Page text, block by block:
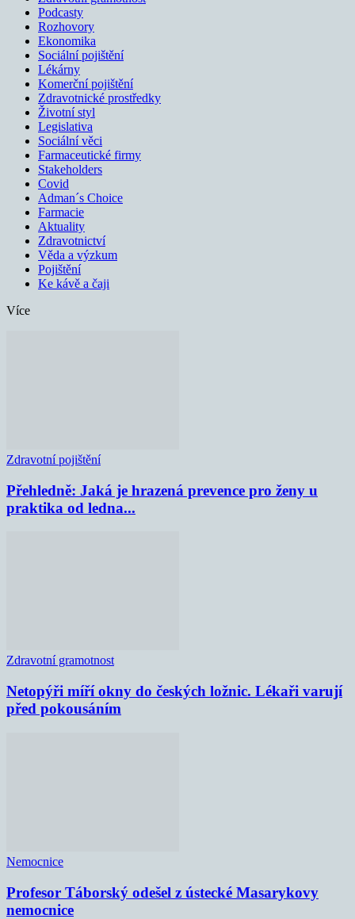
Podcasty
Rozhovory
Ekonomika
Sociální pojištění
Lékárny
Komerční pojištění
Zdravotnické prostředky
Životní styl
Legislativa
Sociální věci
Farmaceutické firmy
Stakeholders
Covid
Adman´s Choice
Farmacie
Aktuality
Zdravotnictví
Věda a výzkum
Pojištění
Ke kávě a čaji
Více
Zdravotní pojištění
Přehledně: Jaká je hrazená prevence pro ženy u
praktika od ledna...
Zdravotní gramotnost
Netopýři míří okny do českých ložnic. Lékaři varují
před pokousáním
Nemocnice
Profesor Táborský odešel z ústecké Masarykovy
nemocnice